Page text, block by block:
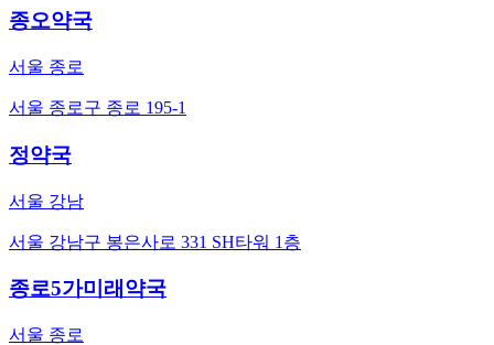
종오약국
서울 종로
서울 종로구 종로 195-1
정약국
서울 강남
서울 강남구 봉은사로 331 SH타워 1층
종로5가미래약국
서울 종로